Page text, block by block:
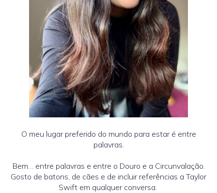
O meu lugar preferido do mundo para estar é entre
palavras.
Bem… entre palavras e entre o Douro e a Circunvalação.
Gosto de batons, de cães e de incluir referências a Taylor
Swift em qualquer conversa.